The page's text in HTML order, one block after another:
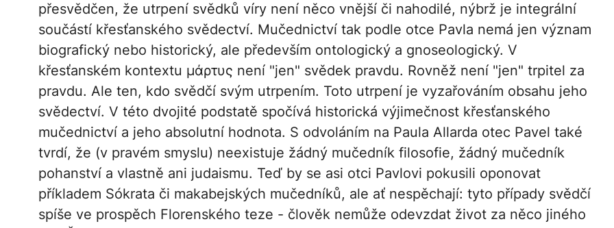
přesvědčen, že utrpení svědků víry není něco vnější či nahodilé, nýbrž je integrální
součástí křesťanského svědectví. Mučednictví tak podle otce Pavla nemá jen význam
biografický nebo historický, ale především ontologický a gnoseologický. V
křesťanském kontextu μάρτυς není "jen" svědek pravdu. Rovněž není "jen" trpitel za
pravdu. Ale ten, kdo svědčí svým utrpením. Toto utrpení je vyzařováním obsahu jeho
svědectví. V této dvojité podstatě spočívá historická výjimečnost křesťanského
mučednictví a jeho absolutní hodnota. S odvoláním na Paula Allarda otec Pavel také
tvrdí, že (v pravém smyslu) neexistuje žádný mučedník filosofie, žádný mučedník
pohanství a vlastně ani judaismu. Teď by se asi otci Pavlovi pokusili oponovat
příkladem Sókrata či makabejských mučedníků, ale ať nespěchají: tyto případy svědčí
spíše ve prospěch Florenského teze - člověk nemůže odevzdat život za něco jiného